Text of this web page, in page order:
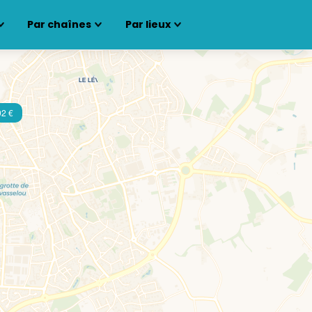
Par chaînes Par lieux
€